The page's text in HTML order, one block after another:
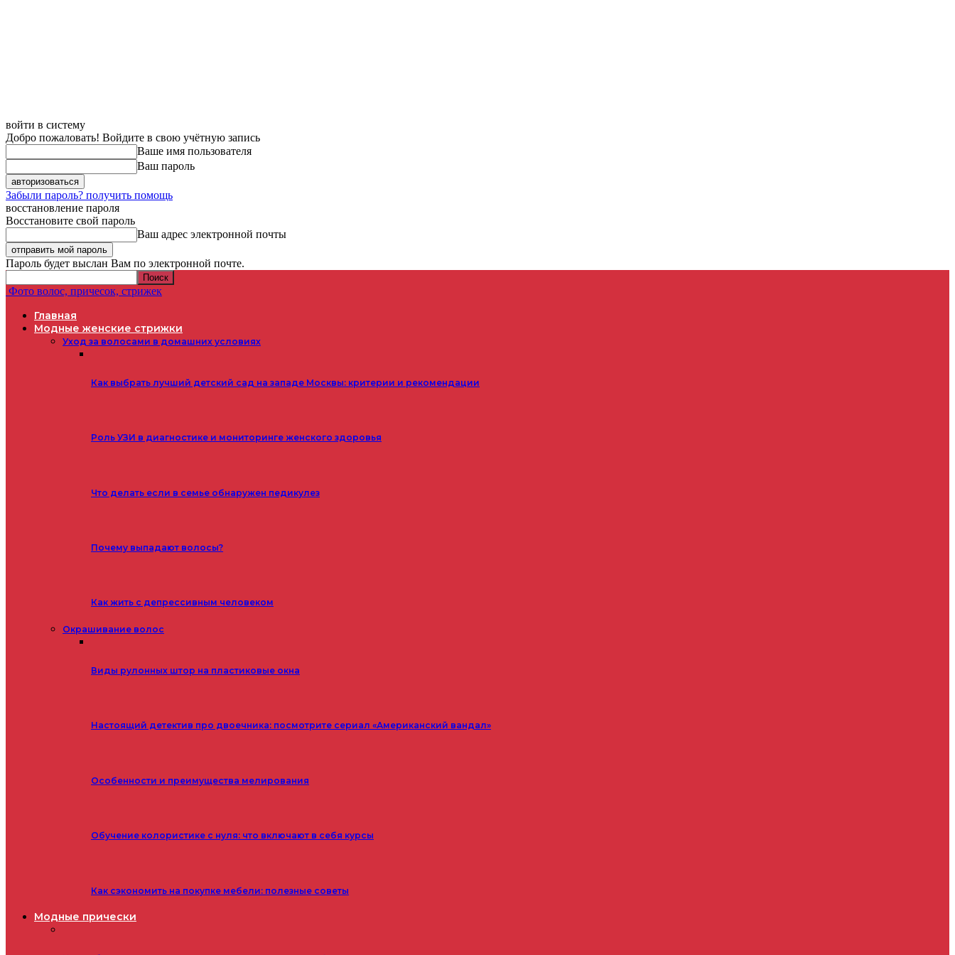
войти в систему
Добро пожаловать! Войдите в свою учётную запись
Ваше имя пользователя
Ваш пароль
Забыли пароль? получить помощь
восстановление пароля
Восстановите свой пароль
Ваш адрес электронной почты
Пароль будет выслан Вам по электронной почте.
Фото волос, причесок, стрижек
Главная
Модные женские стрижки
Уход за волосами в домашних условиях
Как выбрать лучший детский сад на западе Москвы: критерии и рекомендации
Роль УЗИ в диагностике и мониторинге женского здоровья
Что делать если в семье обнаружен педикулез
Почему выпадают волосы?
Как жить с депрессивным человеком
Окрашивание волос
Виды рулонных штор на пластиковые окна
Настоящий детектив про двоечника: посмотрите сериал «Американский вандал»
Особенности и преимущества мелирования
Обучение колористике с нуля: что включают в себя курсы
Как сэкономить на покупке мебели: полезные советы
Модные прически